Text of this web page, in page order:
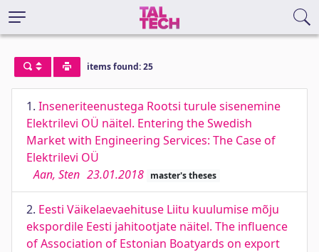
items found: 25
1. Inseneriteenustega Rootsi turule sisenemine
Elektrilevi OÜ näitel. Entering the Swedish
Market with Engineering Services: The Case of
Elektrilevi OÜ
Aan, Sten 23.01.2018 master's theses
2. Eesti Väikelaevaehituse Liitu kuulumise mõju
ekspordile Eesti jahitootjate näitel. The influence
of Association of Estonian Boatyards on export